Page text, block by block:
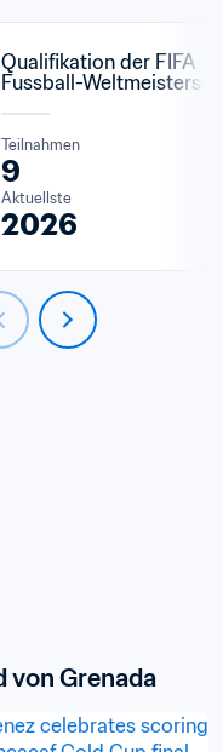
Qualifikation der FIFA
Fussball-
Teilnahmen
9
Aktuellste
2026
von Grenada